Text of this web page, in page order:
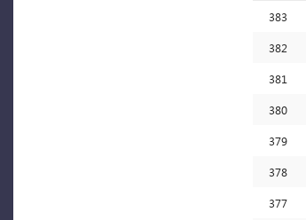
383
382
381
380
379
378
377